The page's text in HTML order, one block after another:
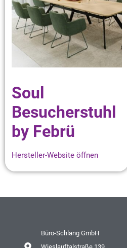
Soul
Besucherstuhl
by Febrü
Hersteller-Website öffnen
Büro-Schlang GmbH